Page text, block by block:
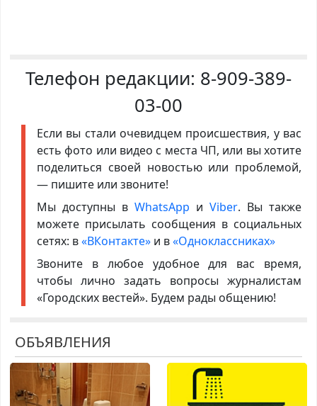
Телефон редакции: 8-909-389-
03-00
Если вы стали очевидцем происшествия, у вас
есть фото или видео с места ЧП, или вы хотите
поделиться своей новостью или проблемой,
— пишите или звоните!
Мы доступны в WhatsApp иViber. Вы также
можете присылать сообщения в социальных
сетях: в«ВКонтакте»и в«Одноклассниках»
Звоните в любое удобное для вас время,
чтобы лично задать вопросы журналистам
«Городских вестей». Будем рады общению!
ОБЪЯВЛЕНИЯ